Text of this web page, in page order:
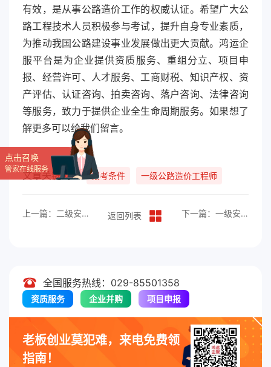
有效，是从事公路造价工作的权威认证。希望广大公
路工程技术人员积极参与考试，提升自身专业素质，
为推动我国公路建设事业发展做出更大贡献。鸿运企
服平台是为企业提供资质服务、重组分立、项目申
报、经营许可、人才服务、工商财税、知识产权、资
产评估、认证咨询、拍卖咨询、落户咨询、法律咨询
等服务，致力于提供企业全生命周期服务。如果想了
解更多可以给我们留言。
文章关键词： 报考条件 一级公路造价工程师
上一篇：二级安装造价工程师报考条件及要求 返回列表 下一篇：一级安装造价工程师报考条件及要求
全国服务热线：029-85501358
资质服务 企业并购 项目申报
老板创业莫犯难，来电免费领
指南！
点击召唤
管家在线服务